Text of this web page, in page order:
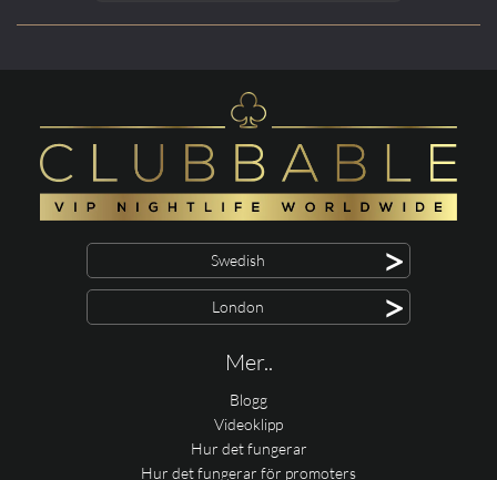
Swedish >
London >
Mer..
Blogg
Videoklipp
Hur det fungerar
Hur det fungerar för promoters